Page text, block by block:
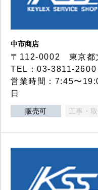
中市商店
〒112-0002 東京都
TEL：03-3811-
営業時間：7:45〜
日
販売可 工事・